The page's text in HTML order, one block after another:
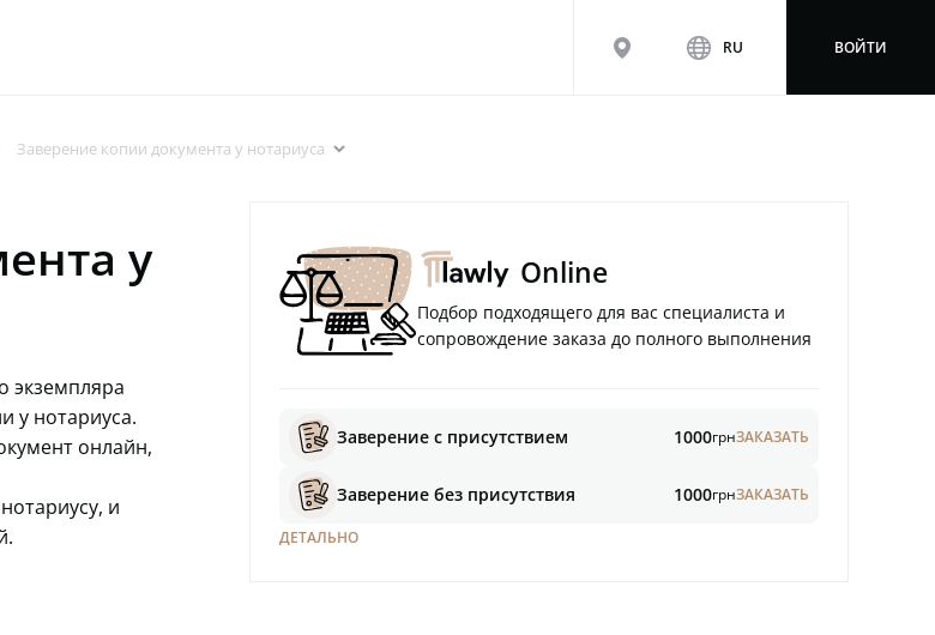
map www RU ВОЙТИ
Заверение копии документа у нотариуса arrowdown
у
экземпляра
у нотариуса.
онлайн,
и
Online
Подбор подходящего для вас специалиста и
сопровождение заказа до полного выполнения
Заверение с присутствием 1000грнЗАКАЗАТЬ
Заверение без присутствия 1000грнЗАКАЗАТЬ
ДЕТАЛЬНО